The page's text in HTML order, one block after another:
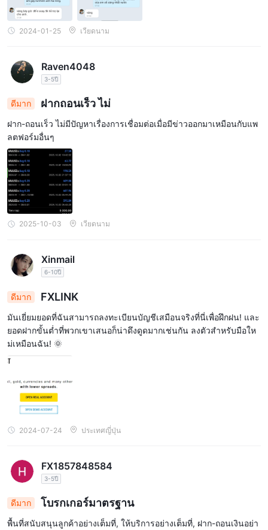
แพลตฟอร์มการซื้อขาย
FXLINKให้ผู้ค้าด้วย เมตาเทรดเดอร์ 5 (MT5)
ค้าสามารถเข้าถึง MT5 บน
คุณลักษณะหลากหลายพร้อมเครื่องมือสร้างแผนภูมิขั้นสูง ตัวบ่งชี้ทาง
เทคนิค และความสามารถในการซื้อขายอัตโนมัติผ่าน Expert
Advisors (EAs) นอกจากนี้ แพลตฟอร์ม MT5 ยังเข้ากันได้กับ
อุปกรณ์ที่จัดไว้สำหรับผู้ใช้ Apple ที่ต้องการโซลูชันการซื้อขายที่เชื่อ
ถือได้และมีประสิทธิภาพ
สำหรับเทรดเดอร์ที่กำลังเดินทาง FXLINK เสนอ mt5 สำหรับทั้งคู่
และ Androidอุปกรณ์ที่ช่วยให้พวกเขาสามารถซื้อขายได้ทุกที่ทุก
เวลาด้วยการเข้าถึงตลาดตลอด 24 ชั่วโมงทุกวัน แอปมือถือ MT5 มีอิน
เทอร์เฟซที่เป็นมิตรกับผู้ใช้ ข้อมูลตลาดแบบเรียลไทม์ และการวางคำ
สั่งในคลิกเดียว ทำให้มั่นใจได้ถึงประสบการณ์การซื้อขายที่ราบรื่นและ
ความยืดหยุ่นในการเลือกอุปกรณ์ที่ต้องการสำหรับการซื้อขายและ
เชื่อมต่อกับตลาดตลอดเวลา
ดูตารางเปรียบเทียบแพลตฟอร์มการซื้อขายด้านล่าง:
การฝากและถอนเงิน
FXLINKนำเสนอตัวเลือกการฝากและถอนเงินที่สะดวกและตรงไปตรง
มาสำหรับลูกค้า ผู้ค้าสามารถเติมเงินในบัญชีของพวกเขาโดยใช้
โอนเงินผ่านธนาคารหรือบัตรเครดิต/เดบิต
ธรรมเนียมในการฝากหรือถอนเงิน
ขั้นต่ำในการเปิดบัญชีคือ $50
นายหน้ารับประกันเวลาดำเนินการที่รวดเร็วสำหรับ
เวลาที่เงินใช้ในการเข้าบัญชีธนาคารของลูกค้าอาจแตกต่างกันไปขึ้น
อยู่กับนโยบายของธนาคาร
ใช้เวลา 3-7 วันทำการเพื่อให้สะท้อนในบัญชีของลูกค้า ใน
ขณะที่การถอนบัตรเครดิต/เดบิตอาจใช้เวลาถึง 8 วันทำการ
2024-01-25 เวียดนาม
Raven4048
3-5ปี
ดีมาก ฝากถอนเร็ว ไม่
ฝาก-ถอนเร็ว ไม่มีปัญหาเรื่องการเชื่อมต่อเมื่อมีข่าวออกมาเหมือนกับแพ
ลตฟอร์มอื่นๆ
2025-10-03 เวียดนาม
Xinmail
6-10ปี
ดีมาก FXLINK
มันเยี่ยมยอดที่ฉันสามารถลงทะเบียนบัญชีเสมือนจริงที่นี่เพื่อฝึกฝน! และ
ยอดฝากขั้นต่ำที่พวกเขาเสนอก็น่าดึงดูดมากเช่นกัน ลงตัวสำหรับมือให
ม่เหมือนฉัน! 🌞
2024-07-24 ประเทศญี่ปุ่น
FX1857848584
3-5ปี
ดีมาก โบรกเกอร์มาตรฐาน
พื้นที่สนับสนุนลูกค้าอย่างเต็มที่, ให้บริการอย่างเต็มที่, ฝาก-ถอนเงินอย่า